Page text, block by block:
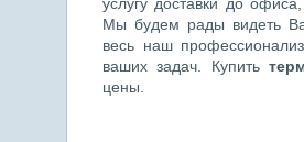
Мы будем рады видеть
весь наш
ваших задач. Купить
цены.